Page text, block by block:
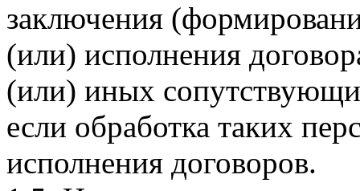
заключения
(или) исполнения
(или) иных
если обработка таких
исполнения договоров.